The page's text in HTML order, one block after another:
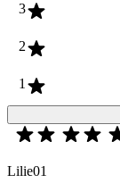
3
2
1
Lilie01